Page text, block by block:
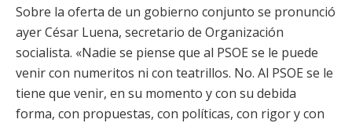
Sobre la oferta de un gobierno conjunto se pronunció
ayer César Luena, secretario de Organización
socialista. «Nadie se piense que al PSOE se le puede
venir con numeritos ni con teatrillos. No. Al PSOE se le
tiene que venir, en su momento y con su debida
forma, con propuestas, con políticas, con rigor y con